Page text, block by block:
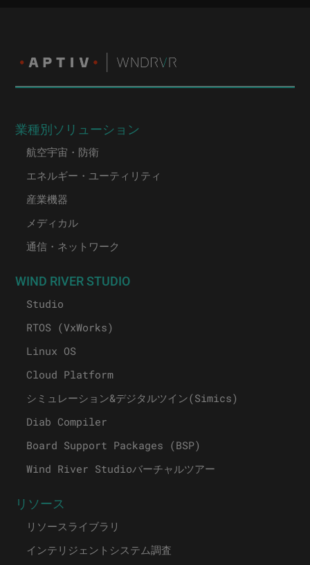
業種別ソリューション
航空宇宙・防衛
エネルギー・ユーティリティ
産業機器
メディカル
通信・ネットワーク
WIND RIVER STUDIO
Studio
RTOS (VxWorks)
Linux OS
Cloud Platform
シミュレーション&デジタルツイン(Simics)
Diab Compiler
Board Support Packages (BSP)
Wind River Studioバーチャルツアー
リソース
リソースライブラリ
インテリジェントシステム調査